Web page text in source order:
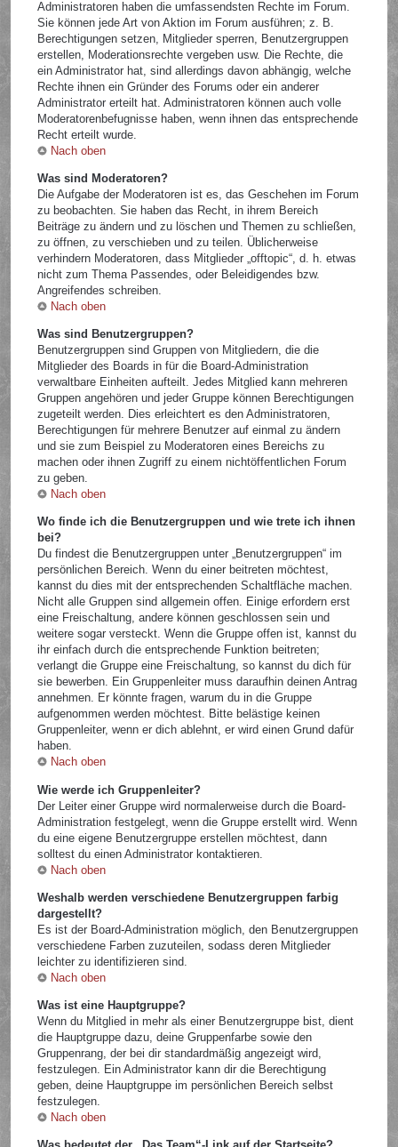
Administratoren haben die umfassendsten Rechte im Forum.
Sie können jede Art von Aktion im Forum ausführen; z. B.
Berechtigungen setzen, Mitglieder sperren, Benutzergruppen
erstellen, Moderationsrechte vergeben usw. Die Rechte, die
ein Administrator hat, sind allerdings davon abhängig, welche
Rechte ihnen ein Gründer des Forums oder ein anderer
Administrator erteilt hat. Administratoren können auch volle
Moderatorenbefugnisse haben, wenn ihnen das entsprechende
Recht erteilt wurde.
Nach oben
Was sind Moderatoren?
Die Aufgabe der Moderatoren ist es, das Geschehen im Forum
zu beobachten. Sie haben das Recht, in ihrem Bereich
Beiträge zu ändern und zu löschen und Themen zu schließen,
zu öffnen, zu verschieben und zu teilen. Üblicherweise
verhindern Moderatoren, dass Mitglieder „offtopic“, d. h. etwas
nicht zum Thema Passendes, oder Beleidigendes bzw.
Angreifendes schreiben.
Nach oben
Was sind Benutzergruppen?
Benutzergruppen sind Gruppen von Mitgliedern, die die
Mitglieder des Boards in für die Board-Administration
verwaltbare Einheiten aufteilt. Jedes Mitglied kann mehreren
Gruppen angehören und jeder Gruppe können Berechtigungen
zugeteilt werden. Dies erleichtert es den Administratoren,
Berechtigungen für mehrere Benutzer auf einmal zu ändern
und sie zum Beispiel zu Moderatoren eines Bereichs zu
machen oder ihnen Zugriff zu einem nichtöffentlichen Forum
zu geben.
Nach oben
Wo finde ich die Benutzergruppen und wie trete ich ihnen
bei?
Du findest die Benutzergruppen unter „Benutzergruppen“ im
persönlichen Bereich. Wenn du einer beitreten möchtest,
kannst du dies mit der entsprechenden Schaltfläche machen.
Nicht alle Gruppen sind allgemein offen. Einige erfordern erst
eine Freischaltung, andere können geschlossen sein und
weitere sogar versteckt. Wenn die Gruppe offen ist, kannst du
ihr einfach durch die entsprechende Funktion beitreten;
verlangt die Gruppe eine Freischaltung, so kannst du dich für
sie bewerben. Ein Gruppenleiter muss daraufhin deinen Antrag
annehmen. Er könnte fragen, warum du in die Gruppe
aufgenommen werden möchtest. Bitte belästige keinen
Gruppenleiter, wenn er dich ablehnt, er wird einen Grund dafür
haben.
Nach oben
Wie werde ich Gruppenleiter?
Der Leiter einer Gruppe wird normalerweise durch die Board-
Administration festgelegt, wenn die Gruppe erstellt wird. Wenn
du eine eigene Benutzergruppe erstellen möchtest, dann
solltest du einen Administrator kontaktieren.
Nach oben
Weshalb werden verschiedene Benutzergruppen farbig
dargestellt?
Es ist der Board-Administration möglich, den Benutzergruppen
verschiedene Farben zuzuteilen, sodass deren Mitglieder
leichter zu identifizieren sind.
Nach oben
Was ist eine Hauptgruppe?
Wenn du Mitglied in mehr als einer Benutzergruppe bist, dient
die Hauptgruppe dazu, deine Gruppenfarbe sowie den
Gruppenrang, der bei dir standardmäßig angezeigt wird,
festzulegen. Ein Administrator kann dir die Berechtigung
geben, deine Hauptgruppe im persönlichen Bereich selbst
festzulegen.
Nach oben